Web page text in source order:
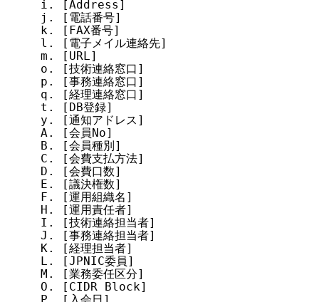
i. [Address]
j. [電話番号]
k. [FAX番号]
l. [電子メイル連絡先]
m. [URL]
o. [技術連絡窓口]
p. [事務連絡窓口]
q. [経理連絡窓口]
t. [DB登録]
y. [通知アドレス]
A. [会員No]
B. [会員種別]
C. [会費支払方法]
D. [会費口数]
E. [議決権数]
F. [運用組織名]
H. [運用責任者]
I. [技術連絡担当者]
J. [事務連絡担当者]
K. [経理担当者]
L. [JPNIC委員]
M. [業務委任区分]
O. [CIDR Block]